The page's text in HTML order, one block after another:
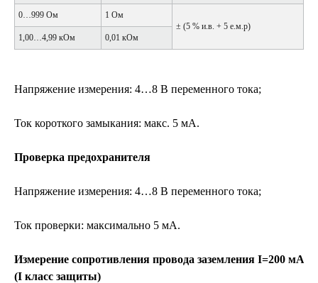
0…999 Ом
1 Ом
± (5 % и.в. + 5 е.м.р)
1,00…4,99 кОм
0,01 кОм
Напряжение измерения: 4…8 В переменного тока;
Ток короткого замыкания: макс. 5 мА.
Проверка предохранителя
Напряжение измерения: 4…8 В переменного тока;
Ток проверки: максимально 5 мA.
Измерение сопротивления провода заземления I=200 мA
(I класс защиты)